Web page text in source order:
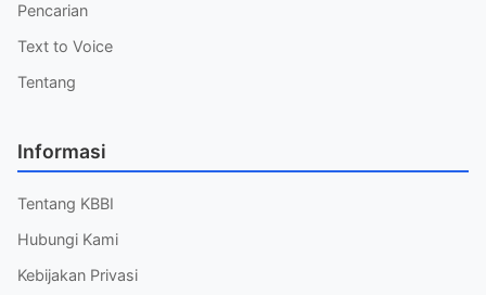
Pencarian
Text to Voice
Tentang
Informasi
Tentang KBBI
Hubungi Kami
Kebijakan Privasi